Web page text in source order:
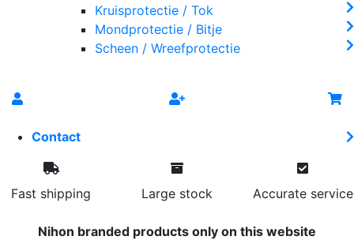
Kruisprotectie / Tok
Mondprotectie / Bitje
Scheen / Wreefprotectie
Contact
Fast shipping Large stock Accurate service
Nihon branded products only on this website